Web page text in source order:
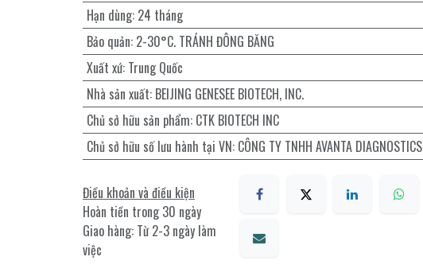
Hạn dùng: 24 tháng
Bảo quản: 2-30°C. TRÁNH ĐÔNG BĂNG
Xuất xứ: Trung Quốc
Nhà sản xuất: BEIJING GENESEE BIOTECH, INC.
Chủ sở hữu sản phẩm: CTK BIOTECH INC
Chủ sở hữu số lưu hành tại VN: CÔNG TY TNHH AVANTA DIAGNOSTICS
Điều khoản và điều kiện
Hoàn tiền trong 30 ngày
Giao hàng: Từ 2-3 ngày làm
việc